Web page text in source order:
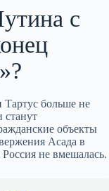
с
больше не
объекты
Асада в
не вмешалась.